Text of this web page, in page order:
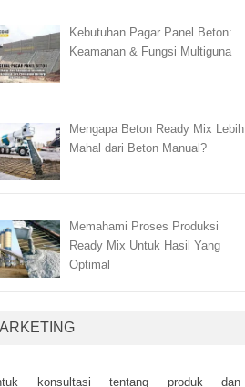
Kebutuhan Pagar Panel Beton:
Keamanan & Fungsi Multiguna
Mengapa Beton Ready Mix Lebih
Mahal dari Beton Manual?
Memahami Proses Produksi
Ready Mix Untuk Hasil Yang
Optimal
kоnsultаsі tеntаng рrоduk dаn